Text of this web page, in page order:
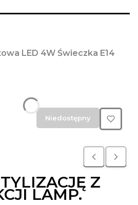
LED 4W Świeczka E14
Niedostępny
Z
LAMP.